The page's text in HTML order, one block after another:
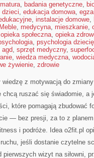
, badania genetyczne,
dzieci, edukacja domowa,
, instalacje domowe,
Meble, medycyna, mieszkanie,
opieka społeczna, opieka
, psychologia
agd, sprzęt medyczny,
, wiedza medyczna,
żywienie, zdrowie
z motywacją do
ruszać się świadomie, a
które pomagają zbudować
— bez presji, za to z
i podróże. Idea o2fit.pl
jeśli dostanie czytelne
wizyt na siłowni,